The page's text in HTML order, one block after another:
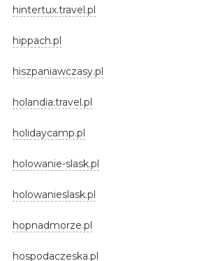
hintertux.travel.pl
hippach.pl
hiszpaniawczasy.pl
holandia.travel.pl
holidaycamp.pl
holowanie-slask.pl
holowanieslask.pl
hopnadmorze.pl
hospodaczeska.pl